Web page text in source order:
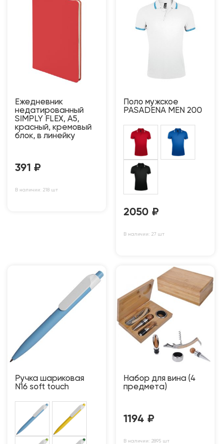
Ежедневник
недатированный
SIMPLY FLEX, А5,
красный, кремовый
блок, в линейку
391 ₽
В наличии: 218 шт
Поло мужское
PASADENA MEN 200
2050 ₽
В наличии: 27 шт
Ручка шариковая
N16 soft touch
Набор для вина (4
предмета)
1194 ₽
В наличии: 2895 шт